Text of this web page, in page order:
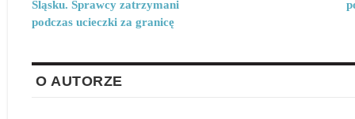
Śląsku. Sprawcy zatrzymani
podczas ucieczki za granicę
O AUTORZE